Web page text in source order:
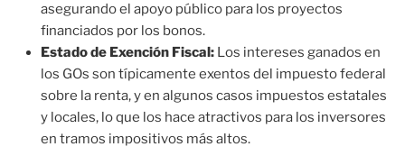
asegurando el apoyo público para los proyectos
financiados por los bonos.
Estado de Exención Fiscal: Los intereses ganados en
los GOs son típicamente exentos del impuesto federal
sobre la renta, y en algunos casos impuestos estatales
y locales, lo que los hace atractivos para los inversores
en tramos impositivos más altos.